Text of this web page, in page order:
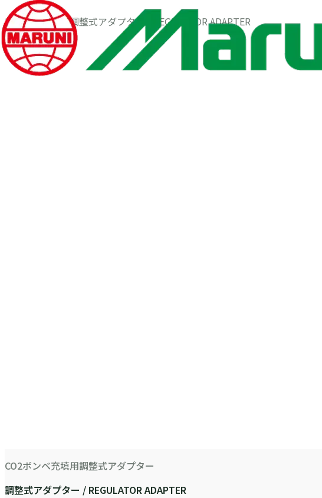
HOME製品紹介調整式アダプター / REGULATOR ADAPTER
CO2ボンベ充填用調整式アダプター
調整式アダプター / REGULATOR ADAPTER